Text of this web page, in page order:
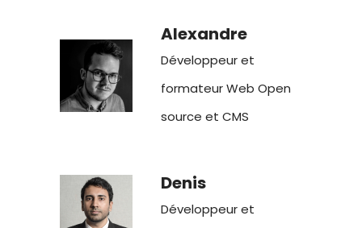
Alexandre
Développeur et
formateur Web Open
source et CMS
Denis
Développeur et